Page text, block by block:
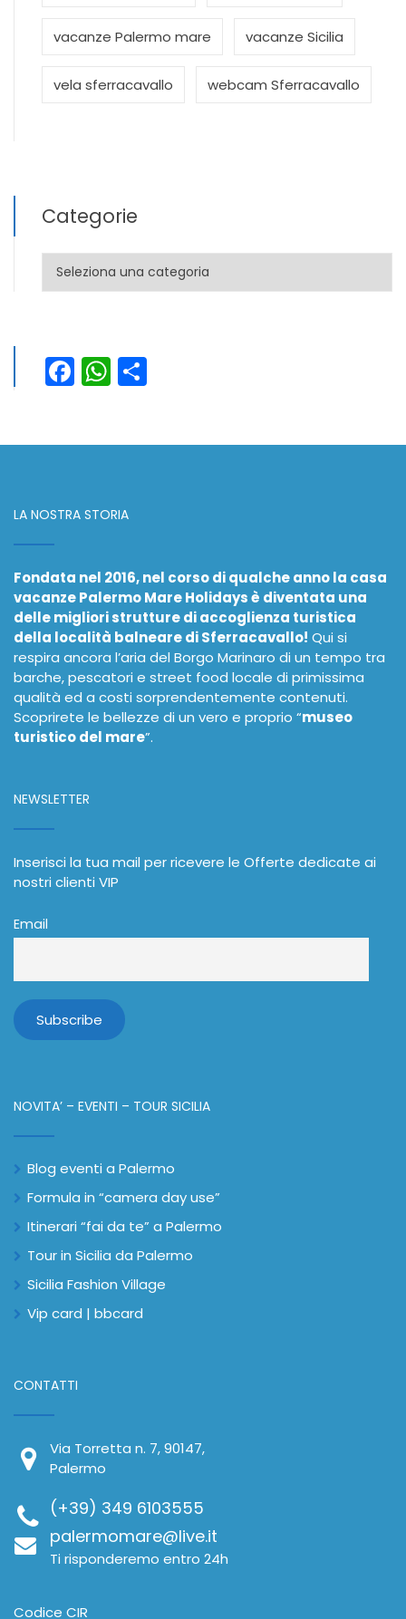
vacanze Palermo mare vacanze Sicilia
vela sferracavallo webcam Sferracavallo
Categorie
Categorie
Facebook
WhatsApp
LA NOSTRA STORIA
Fondata nel 2016, nel corso di qualche anno la casa
vacanze Palermo Mare Holidays è diventata una
delle migliori strutture di accoglienza turistica
della località balneare di Sferracavallo! Qui si
respira ancora l’aria del Borgo Marinaro di un tempo tra
barche, pescatori e street food locale di primissima
qualità ed a costi sorprendentemente contenuti.
Scoprirete le bellezze di un vero e proprio “museo
turistico del mare”.
NEWSLETTER
Inserisci la tua mail per ricevere le Offerte dedicate ai
nostri clienti VIP
Email
NOVITA’ – EVENTI – TOUR SICILIA
Blog eventi a Palermo
Formula in “camera day use”
Itinerari “fai da te” a Palermo
Tour in Sicilia da Palermo
Sicilia Fashion Village
Vip card | bbcard
CONTATTI
Via Torretta n. 7, 90147,
Palermo
(+39) 349 6103555
palermomare@live.it
Ti risponderemo entro 24h
Codice CIR